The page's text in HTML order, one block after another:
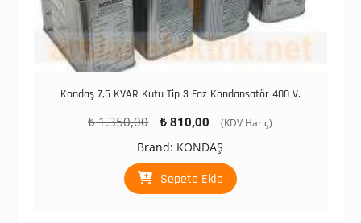
Kondaş 7,5 KVAR Kutu Tip 3 Faz Kondansatör 400 V.
₺1.350,00
Orijinal
fiyat:
₺ 1.350,00.
₺ 810,00
Şu
fiyat:
₺ 810,00.
(KDV Hariç)
Brand: KONDAŞ
Sepete Ekle